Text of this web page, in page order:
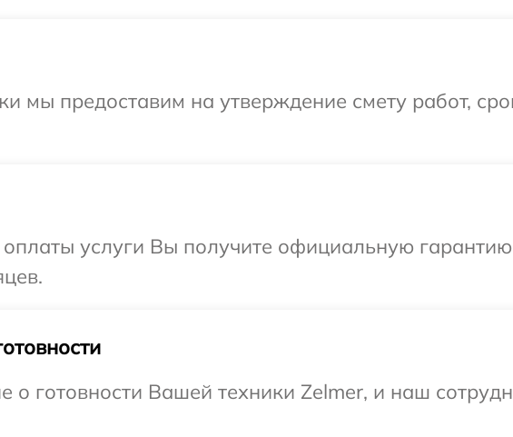
мы предоставим на утверждение смету работ,
услуги Вы получите официальную гарантию
о готовности Вашей техники Zelmer, и наш